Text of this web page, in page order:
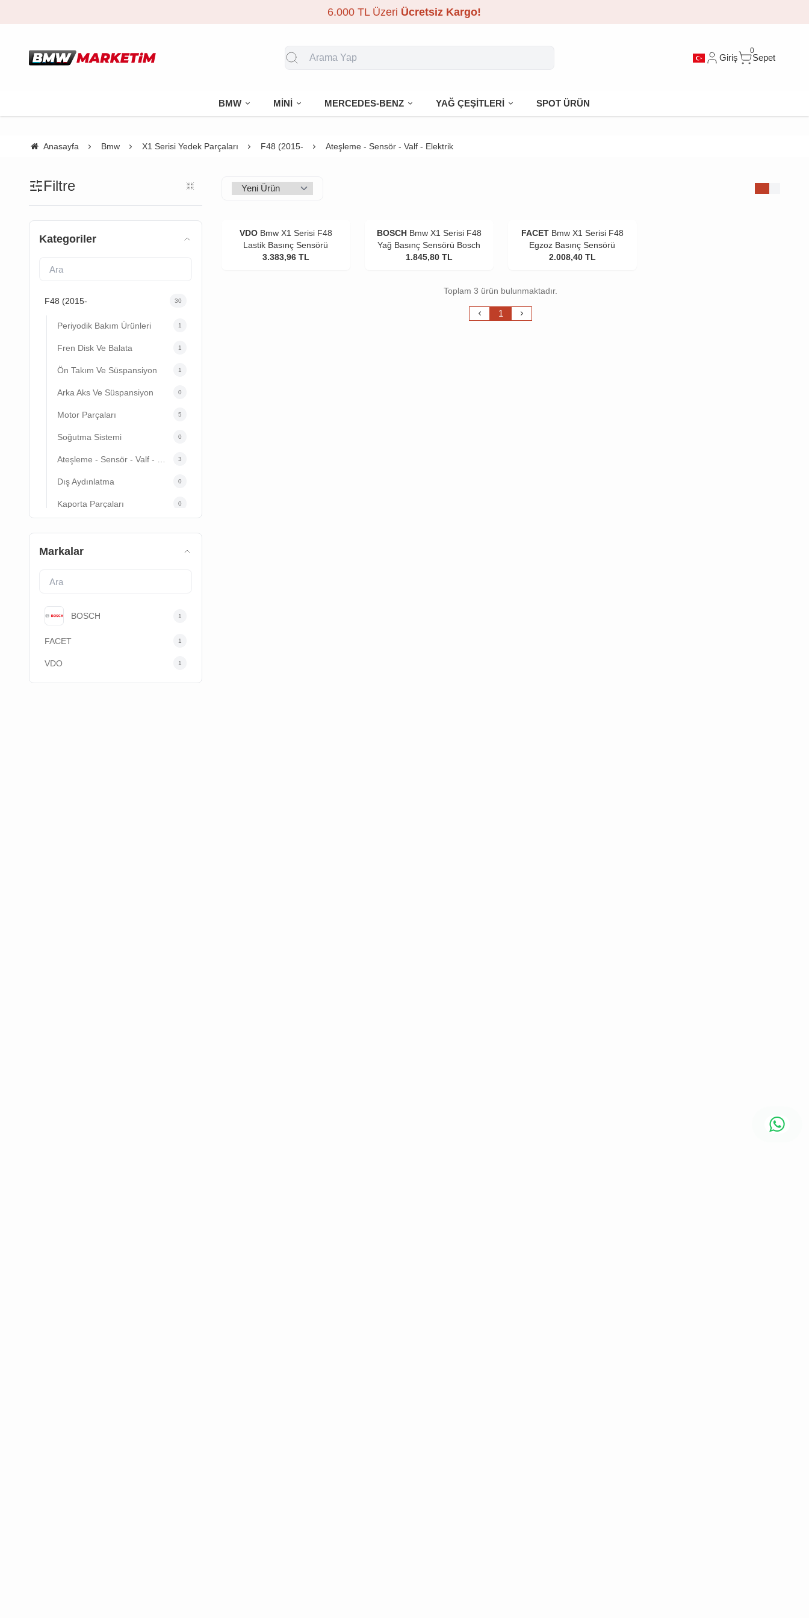
6.000 TL Üzeri Ücretsiz Kargo!
Giriş
0
Sepet
BMW MİNİ MERCEDES-BENZ YAĞ ÇEŞİTLERİ SPOT ÜRÜN
Anasayfa Bmw X1 Serisi Yedek Parçaları F48 (2015- Ateşleme - Sensör - Valf - Elektrik
Filtre
Kategoriler
F48 (2015- 30
Periyodik Bakım Ürünleri 1
Fren Disk Ve Balata 1
Ön Takım Ve Süspansiyon 1
Arka Aks Ve Süspansiyon 0
Motor Parçaları 5
Soğutma Sistemi 0
3
Dış Aydınlatma 0
Kaporta Parçaları 0
Markalar
BOSCH 1
FACET 1
VDO 1
VDO Bmw X1 Serisi F48
Lastik Basınç Sensörü
3.383,96 TL
BOSCH Bmw X1 Serisi F48
Yağ Basınç Sensörü Bosch
1.845,80 TL
FACET Bmw X1 Serisi F48
Egzoz Basınç Sensörü
2.008,40 TL
Toplam 3 ürün bulunmaktadır.
1